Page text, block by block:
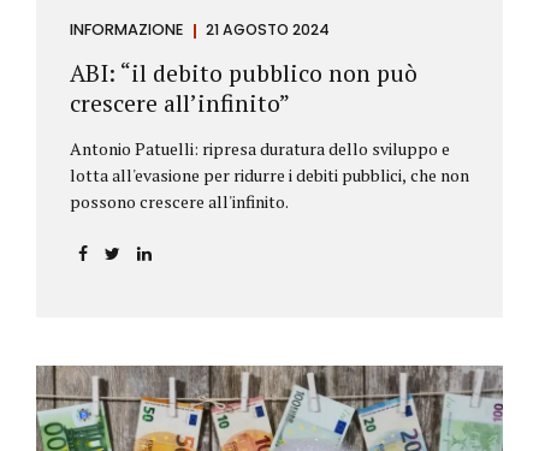
INFORMAZIONE 21 AGOSTO 2024
ABI: “il debito pubblico non può
crescere all’infinito”
Antonio Patuelli: ripresa duratura dello sviluppo e
lotta all'evasione per ridurre i debiti pubblici, che non
possono crescere all'infinito.